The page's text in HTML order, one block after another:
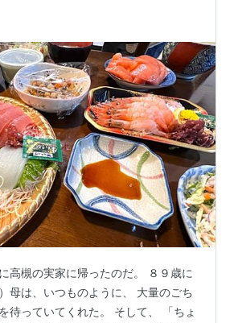
のとき、弟はは…
高槻の実家に帰ったのだ。 ８９歳に
母は、いつものように、 大量のごち
待っていてくれた。 そして、 「ちょ